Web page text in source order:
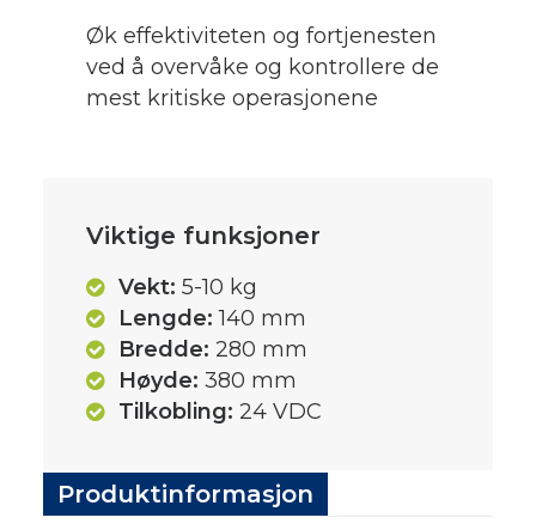
Øk effektiviteten og fortjenesten
ved å overvåke og kontrollere de
mest kritiske operasjonene
Viktige funksjoner
Vekt: 5-10 kg
Lengde: 140 mm
Bredde: 280 mm
Høyde: 380 mm
Tilkobling: 24 VDC
Produktinformasjon